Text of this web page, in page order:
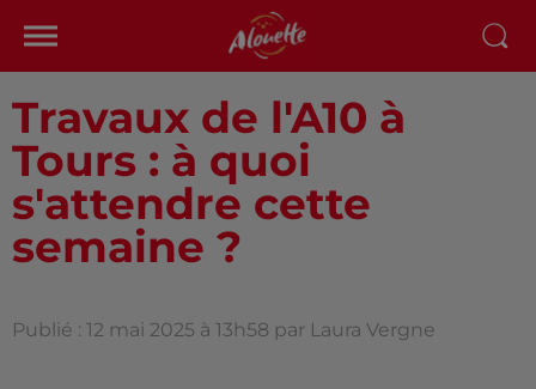
Travaux de l'A10 à
Tours : à quoi
s'attendre cette
semaine ?
Publié : 12 mai 2025 à 13h58 par Laura Vergne